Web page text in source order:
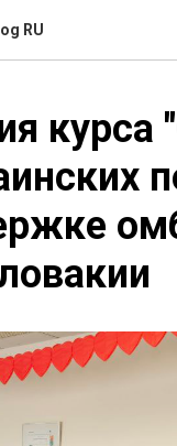
RU
курса